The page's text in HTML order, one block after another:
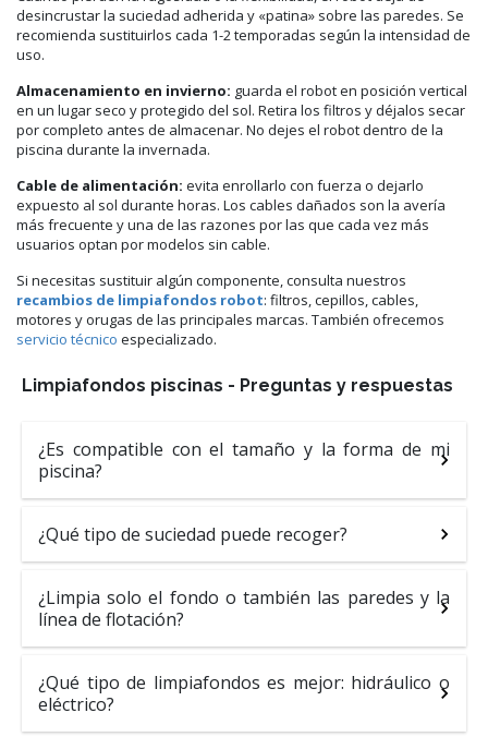
desincrustar la suciedad adherida y «patina» sobre las paredes. Se
recomienda sustituirlos cada 1-2 temporadas según la intensidad de
uso.
Almacenamiento en invierno: guarda el robot en posición vertical
en un lugar seco y protegido del sol. Retira los filtros y déjalos secar
por completo antes de almacenar. No dejes el robot dentro de la
piscina durante la invernada.
Cable de alimentación: evita enrollarlo con fuerza o dejarlo
expuesto al sol durante horas. Los cables dañados son la avería
más frecuente y una de las razones por las que cada vez más
usuarios optan por modelos sin cable.
Si necesitas sustituir algún componente, consulta nuestros
recambios de limpiafondos robot: filtros, cepillos, cables,
motores y orugas de las principales marcas. También ofrecemos
servicio técnico especializado.
Limpiafondos piscinas - Preguntas y respuestas
¿Es compatible con el tamaño y la forma de mi
piscina?
¿Qué tipo de suciedad puede recoger?
¿Limpia solo el fondo o también las paredes y la
línea de flotación?
¿Qué tipo de limpiafondos es mejor: hidráulico o
eléctrico?